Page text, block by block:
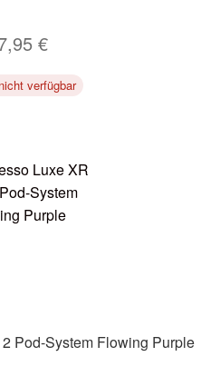
€
verfügbar
Pod-System Flowing Purple